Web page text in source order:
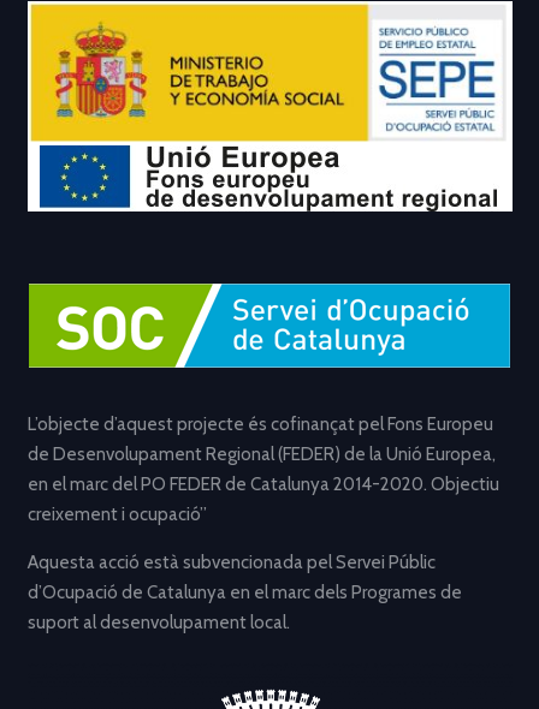
L’objecte d’aquest projecte és cofinançat pel Fons Europeu
de Desenvolupament Regional (FEDER) de la Unió Europea,
en el marc del PO FEDER de Catalunya 2014-2020. Objectiu
creixement i ocupació”
Aquesta acció està subvencionada pel Servei Públic
d’Ocupació de Catalunya en el marc dels Programes de
suport al desenvolupament local.